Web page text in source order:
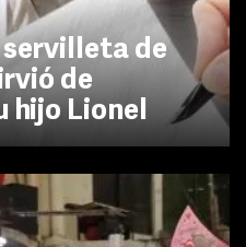
servilleta de
de
hijo Lionel